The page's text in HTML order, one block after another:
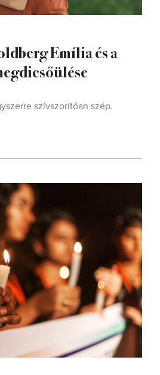
Emília és a
szívszorítóan szép.